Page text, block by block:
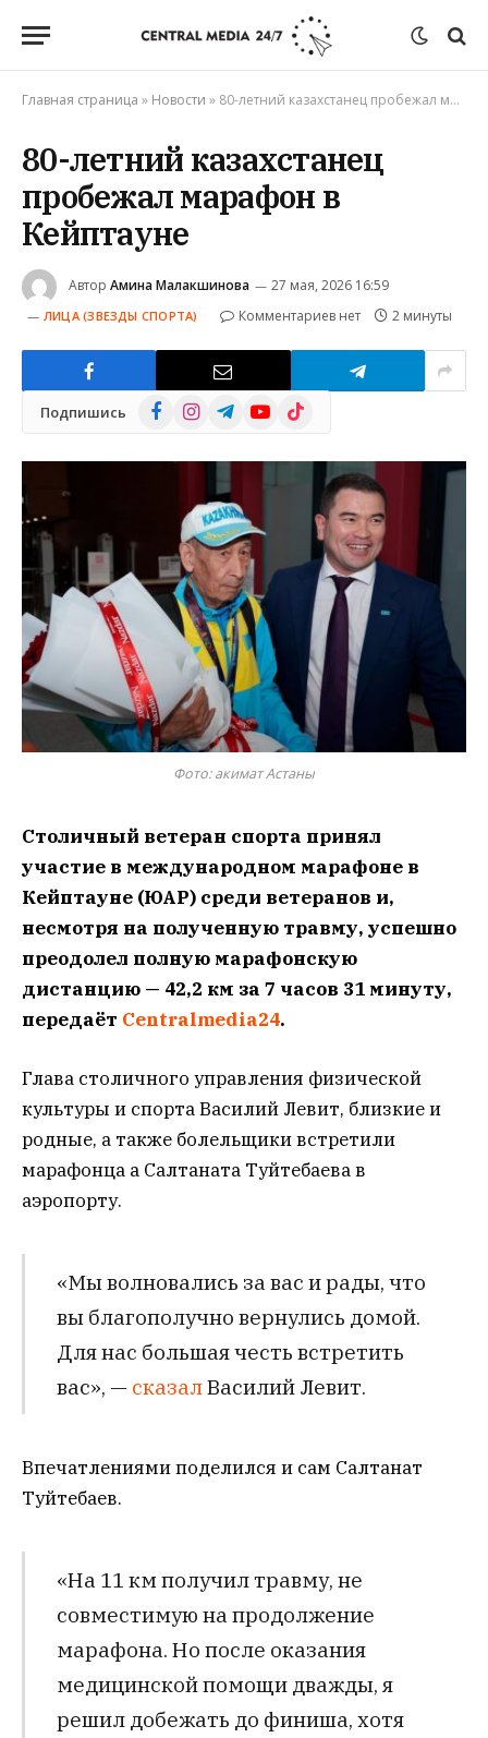
Главная страница » Новости » 80-летний казахстанец пробежал марафон в Кейптауне
80-летний казахстанец
пробежал марафон в
Кейптауне
Автор Амина Малакшинова 27 мая, 2026 16:59
ЛИЦА (ЗВЕЗДЫ СПОРТА) Комментариев нет 2 минуты
Подпишись FacebookInstagramTelegramYouTube
TikTok
Фото: акимат Астаны
Столичный ветеран спорта принял
участие в международном марафоне в
Кейптауне (ЮАР) среди ветеранов и,
несмотря на полученную травму, успешно
преодолел полную марафонскую
дистанцию — 42,2 км за 7 часов 31 минуту,
передаёт Centralmedia24.
Глава столичного управления физической
культуры и спорта Василий Левит, близкие и
родные, а также болельщики встретили
марафонца а Салтаната Туйтебаева в
аэропорту.
«Мы волновались за вас и рады, что
вы благополучно вернулись домой.
Для нас большая честь встретить
вас», — сказалВасилий Левит.
Впечатлениями поделился и сам Салтанат
Туйтебаев.
«На 11 км получил травму, не
совместимую на продолжение
марафона. Но после оказания
медицинской помощи дважды, я
решил добежать до финиша, хотя